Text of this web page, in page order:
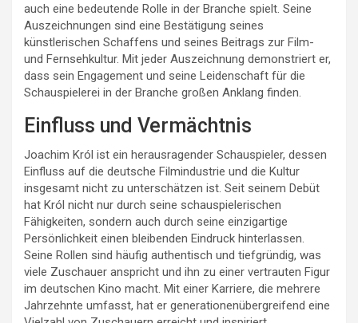
auch eine bedeutende Rolle in der Branche spielt. Seine
Auszeichnungen sind eine Bestätigung seines
künstlerischen Schaffens und seines Beitrags zur Film-
und Fernsehkultur. Mit jeder Auszeichnung demonstriert er,
dass sein Engagement und seine Leidenschaft für die
Schauspielerei in der Branche großen Anklang finden.
Einfluss und Vermächtnis
Joachim Król ist ein herausragender Schauspieler, dessen
Einfluss auf die deutsche Filmindustrie und die Kultur
insgesamt nicht zu unterschätzen ist. Seit seinem Debüt
hat Król nicht nur durch seine schauspielerischen
Fähigkeiten, sondern auch durch seine einzigartige
Persönlichkeit einen bleibenden Eindruck hinterlassen.
Seine Rollen sind häufig authentisch und tiefgründig, was
viele Zuschauer anspricht und ihn zu einer vertrauten Figur
im deutschen Kino macht. Mit einer Karriere, die mehrere
Jahrzehnte umfasst, hat er generationenübergreifend eine